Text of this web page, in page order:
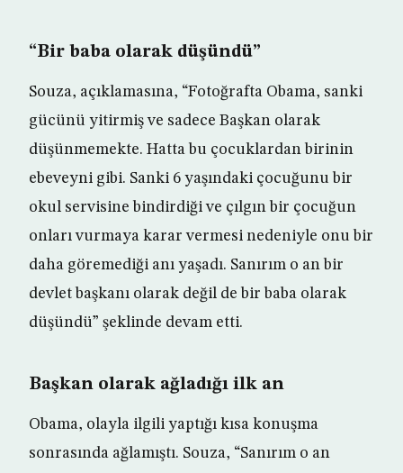
“Bir baba olarak düşündü”
Souza, açıklamasına, “Fotoğrafta Obama, sanki
gücünü yitirmiş ve sadece Başkan olarak
düşünmemekte. Hatta bu çocuklardan birinin
ebeveyni gibi. Sanki 6 yaşındaki çocuğunu bir
okul servisine bindirdiği ve çılgın bir çocuğun
onları vurmaya karar vermesi nedeniyle onu bir
daha göremediği anı yaşadı. Sanırım o an bir
devlet başkanı olarak değil de bir baba olarak
düşündü” şeklinde devam etti.
Başkan olarak ağladığı ilk an
Obama, olayla ilgili yaptığı kısa konuşma
sonrasında ağlamıştı. Souza, “Sanırım o an